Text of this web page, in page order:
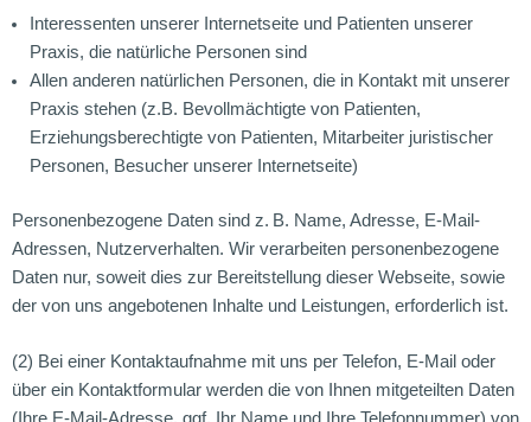
Interessenten unserer Internetseite und Patienten unserer
Praxis, die natürliche Personen sind
Allen anderen natürlichen Personen, die in Kontakt mit unserer
Praxis stehen (z.B. Bevollmächtigte von Patienten,
Erziehungsberechtigte von Patienten, Mitarbeiter juristischer
Personen, Besucher unserer Internetseite)
Personenbezogene Daten sind z. B. Name, Adresse, E-Mail-
Adressen, Nutzerverhalten. Wir verarbeiten personenbezogene
Daten nur, soweit dies zur Bereitstellung dieser Webseite, sowie
der von uns angebotenen Inhalte und Leistungen, erforderlich ist.
(2) Bei einer Kontaktaufnahme mit uns per Telefon, E-Mail oder
über ein Kontaktformular werden die von Ihnen mitgeteilten Daten